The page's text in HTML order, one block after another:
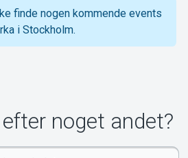
Tickster
finde nogen kommende events
i Stockholm.
noget andet?